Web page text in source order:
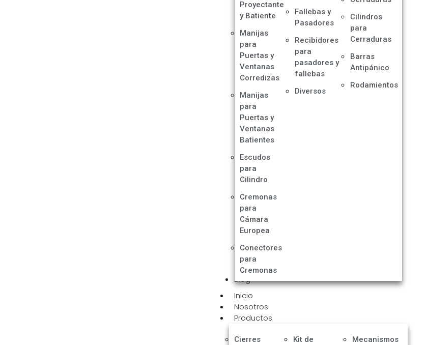
Proyectante
y Batiente
Manijas
para
Puertas y
Ventanas
Corredizas
Manijas
para
Puertas y
Ventanas
Batientes
Escudos
para
Cilindro
Cremonas
para
Cámara
Europea
Conectores
para
Cremonas
Fallebas y
Pasadores
Recibidores
para
pasadores y
fallebas
Diversos
Cilindros
para
Cerraduras
Barras
Antipánico
Rodamientos
Blog
Inicio
Nosotros
Productos
Cierres
Kit de
Mecanismos